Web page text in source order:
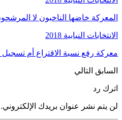
المعركة خاضها الناخبون لا
الانتخابات النيابية 2018
معركة رفع نسبة الاقتراع أم
السابق التالي
اترك رد
لن يتم نشر عنوان بريدك الإلكتروني.